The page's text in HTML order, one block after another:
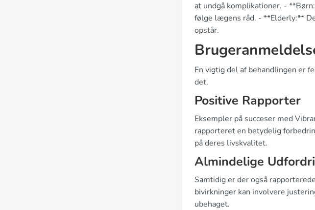
at undgå komplikationer. -
følge lægens råd. - **Elderly:**
opstår.
En vigtig del af behandlingen er
det.
Positive Rapporter
Eksempler på succeser med
rapporteret en betydelig
på deres livskvalitet.
Almindelige
Samtidig er der også
bivirkninger kan involvere
ubehaget.